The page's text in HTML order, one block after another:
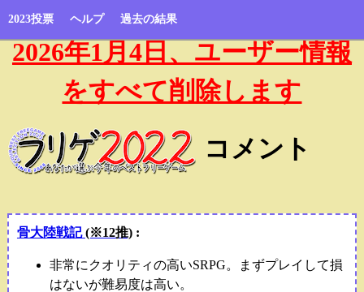
2023投票 ヘルプ 過去の結果
2026年1月4日、ユーザー情報
をすべて削除します
コメント
骨大陸戦記(※12推):
非常にクオリティの高いSRPG。まずプレイして損
はないが難易度は高い。